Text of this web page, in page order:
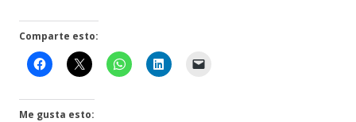
Comparte esto:
Me gusta esto: